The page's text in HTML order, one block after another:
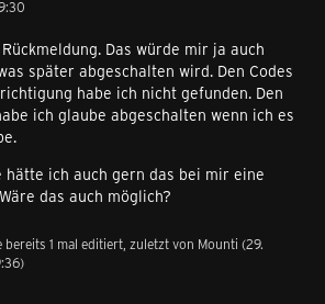
Das würde mir ja auch
später abgeschalten wird. Den Codes
habe ich nicht gefunden. Den
ich glaube abgeschalten wenn ich es
hätte ich auch gern das bei mir eine
das auch möglich?
1 mal editiert, zuletzt von Mounti (29.
)